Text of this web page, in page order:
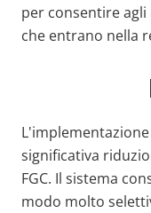
per consentire
che entrano nella
L'implementazione
significativa
FGC. Il sistema
modo molto